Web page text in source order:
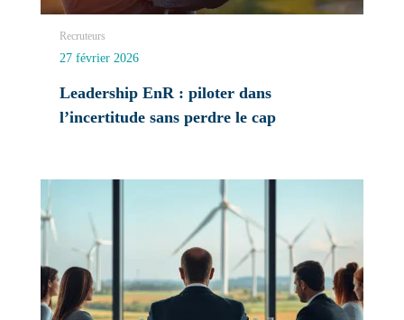
Recruteurs
27 février 2026
Leadership EnR : piloter dans
l’incertitude sans perdre le cap